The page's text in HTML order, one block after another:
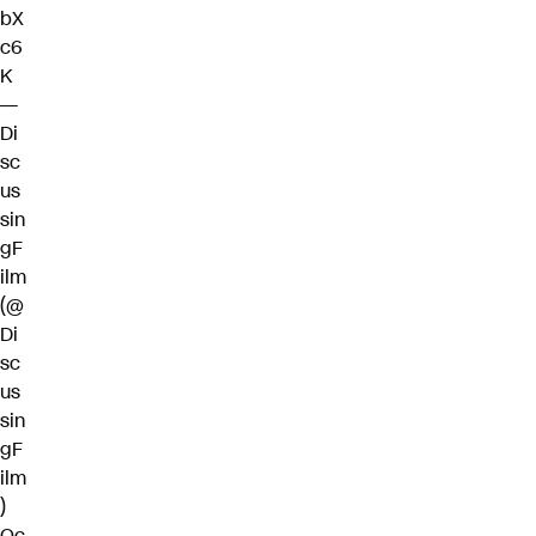
bX
c6
K
—
Di
sc
us
sin
gF
ilm
(@
Di
sc
us
sin
gF
ilm
)